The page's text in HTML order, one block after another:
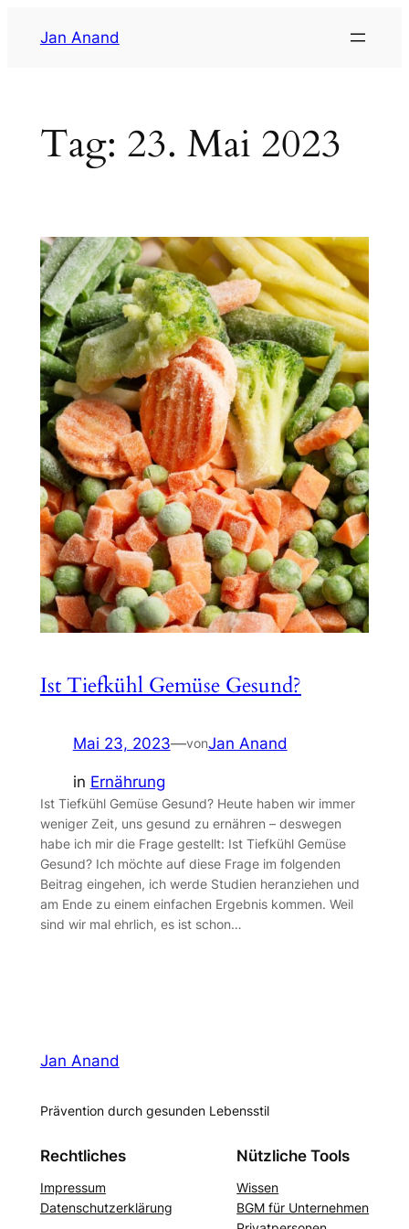
InhaltJan Anand
Tag: 23. Mai 2023
Ist Tiefkühl Gemüse Gesund?
Mai 23, 2023—vonJan Anand
in Ernährung
Ist Tiefkühl Gemüse Gesund? Heute haben wir immer
weniger Zeit, uns gesund zu ernähren – deswegen
habe ich mir die Frage gestellt: Ist Tiefkühl Gemüse
Gesund? Ich möchte auf diese Frage im folgenden
Beitrag eingehen, ich werde Studien heranziehen und
am Ende zu einem einfachen Ergebnis kommen. Weil
sind wir mal ehrlich, es ist schon…
Jan Anand
Prävention durch gesunden Lebensstil
Rechtliches
Impressum
Datenschutzerklärung
Nützliche Tools
Wissen
BGM für Unternehmen